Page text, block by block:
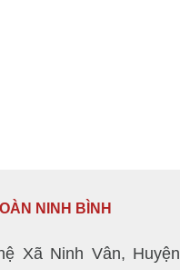
NINH BÌNH
Xã Ninh Vân, Huyện